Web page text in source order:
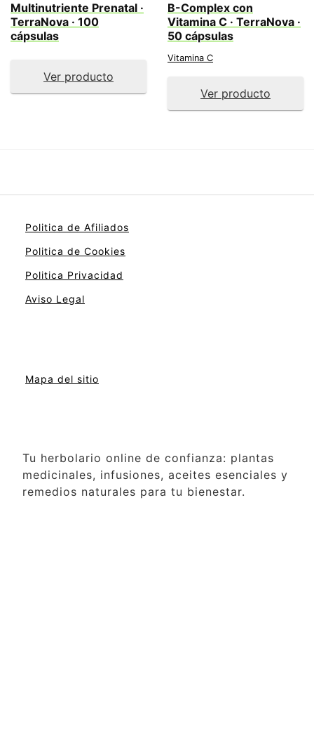
Multinutriente Prenatal ·
TerraNova · 100
cápsulas
Ver producto
B-Complex con
Vitamina C · TerraNova ·
50 cápsulas
Vitamina C
Ver producto
Politica de Afiliados
Politica de Cookies
Politica Privacidad
Aviso Legal
Mapa del sitio
Tu herbolario online de confianza: plantas
medicinales, infusiones, aceites esenciales y
remedios naturales para tu bienestar.